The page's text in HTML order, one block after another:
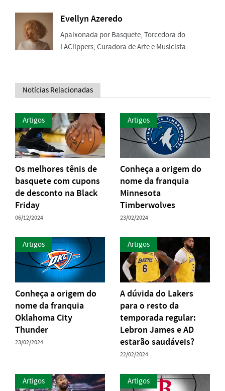
Evellyn Azeredo
Apaixonada por Basquete, Torcedora do
LAClippers, Curadora de Arte e Musicista.
Notícias Relacionadas
Artigos
Os melhores tênis de
basquete com cupons
de desconto na Black
Friday
06/12/2024
Artigos
Conheça a origem do
nome da franquia
Minnesota
Timberwolves
23/02/2024
Artigos
Conheça a origem do
nome da franquia
Oklahoma City
Thunder
23/02/2024
Artigos
A dúvida do Lakers
para o resto da
temporada regular:
Lebron James e AD
estarão saudáveis?
22/02/2024
Artigos Artigos